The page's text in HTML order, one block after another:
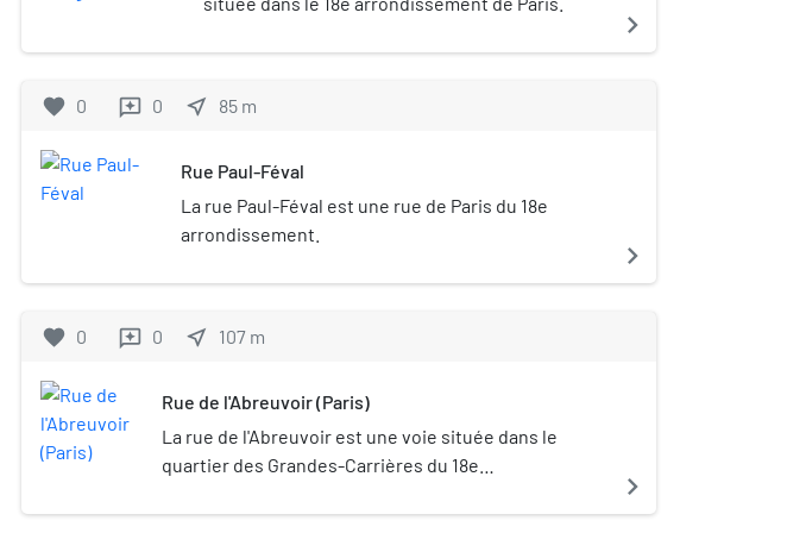
navigate_next
favorite 0 reviews 0 near_me 85 m
Rue Paul-Féval
La rue Paul-Féval est une rue de Paris du 18e
arrondissement.
navigate_next
favorite 0 reviews 0 near_me 107 m
Rue de l'Abreuvoir (Paris)
La rue de l'Abreuvoir est une voie située dans le
quartier des Grandes-Carrières du 18e
navigate_next